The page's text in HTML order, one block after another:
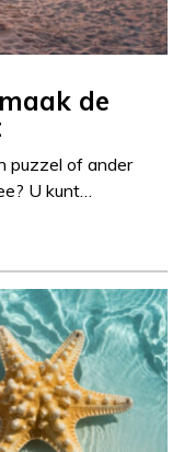
de
puzzel of ander
U kunt…